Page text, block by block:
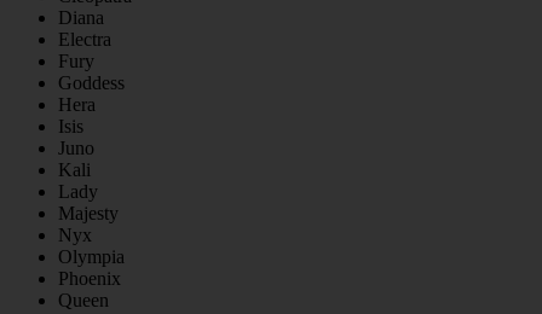
Diana
Electra
Fury
Goddess
Hera
Isis
Juno
Kali
Lady
Majesty
Nyx
Olympia
Phoenix
Queen